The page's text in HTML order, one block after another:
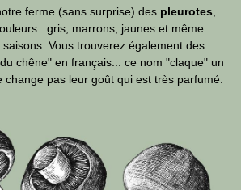
ferme (sans surprise) des pleurotes
: gris, marrons, jaunes et même
Vous trouverez également des
du chêne" en français... ce nom "claque" un
change pas leur goût qui est très parfumé.